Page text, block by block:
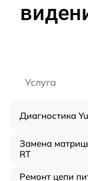
Услуга
Диагностика
Замена
RT
Ремонт цепи